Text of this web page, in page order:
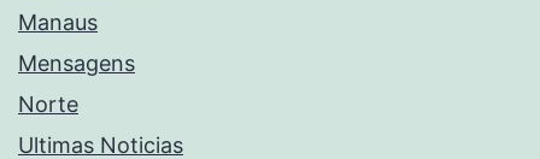
Manaus
Mensagens
Norte
Ultimas Noticias